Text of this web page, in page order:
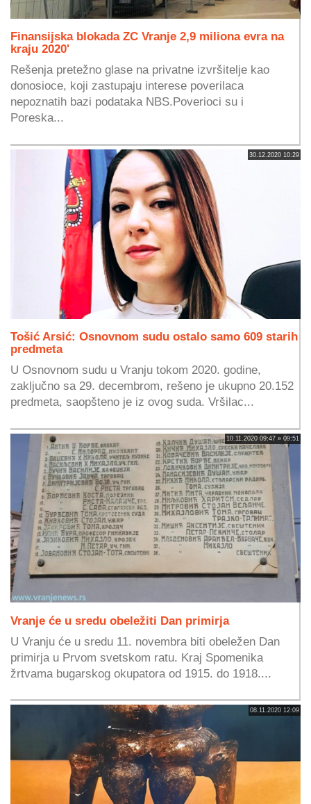
Finansijska blokada ZC Vranje 2,9 miliona evra na
kraju 2020'
Rešenja pretežno glase na privatne izvršitelje kao
donosioce, koji zastupaju interese poverilaca
nepoznatih bazi podataka NBS.Poverioci su i
Poreska...
30.12.2020 10:29
Tošić Arsić: Osnovnom sudu ostalo samo 609 starih
predmeta
U Osnovnom sudu u Vranju tokom 2020. godine,
zaključno sa 29. decembrom, rešeno je ukupno 20.152
predmeta, saopšteno je iz ovog suda. Vršilac...
10.11.2020 09:47 » 09:51
Vranje će u sredu obeležiti Dan primirja
U Vranju će u sredu 11. novembra biti obeležen Dan
primirja u Prvom svetskom ratu. Kraj Spomenika
žrtvama bugarskog okupatora od 1915. do 1918....
08.11.2020 12:09